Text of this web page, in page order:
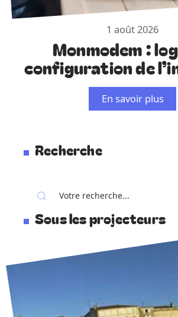
1 août 2026
Monmodem :
configuration de
En savoir plus
Recherche
Sous les projecteurs